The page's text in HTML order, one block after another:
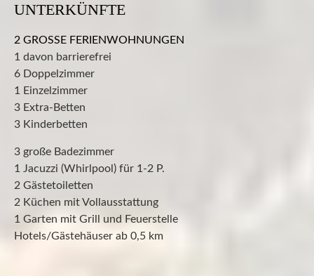
UNTERKÜNFTE
2 GROSSE FERIENWOHNUNGEN
1 davon barrierefrei
6 Doppelzimmer
1 Einzelzimmer
3 Extra-Betten
3 Kinderbetten
3 große Badezimmer
1 Jacuzzi (Whirlpool) für 1-2 P.
2 Gästetoiletten
2 Küchen mit Vollausstattung
1 Garten mit Grill und Feuerstelle
Hotels/Gästehäuser ab 0,5 km